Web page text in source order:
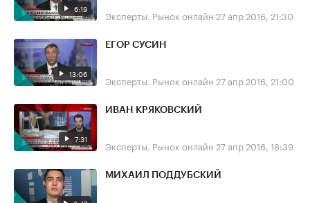
6:19 Эксперты. Рынок онлайн 27 апр 2016, 21:30
13:06
ЕГОР СУСИН
Эксперты. Рынок онлайн 27 апр 2016, 21:00
7:31
ИВАН КРЯКОВСКИЙ
Эксперты. Рынок онлайн 27 апр 2016, 18:39
МИХАИЛ ПОДДУБСКИЙ